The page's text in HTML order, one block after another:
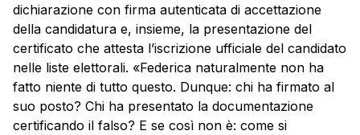
dichiarazione con firma autenticata di accettazione
della candidatura e, insieme, la presentazione del
certificato che attesta l’iscrizione ufficiale del candidato
nelle liste elettorali. «Federica naturalmente non ha
fatto niente di tutto questo. Dunque: chi ha firmato al
suo posto? Chi ha presentato la documentazione
certificando il falso? E se così non è: come si